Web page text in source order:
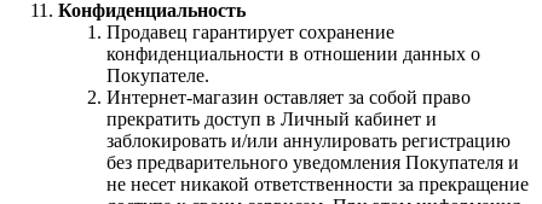
Конфиденциальность
Продавец гарантирует сохранение
конфиденциальности в отношении данных о
Покупателе.
Интернет-магазин оставляет за собой право
прекратить доступ в Личный кабинет и
заблокировать и/или аннулировать регистрацию
без предварительного уведомления Покупателя и
не несет никакой ответственности за прекращение